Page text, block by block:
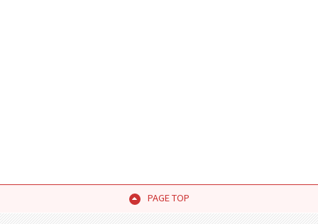
PAGE TOP